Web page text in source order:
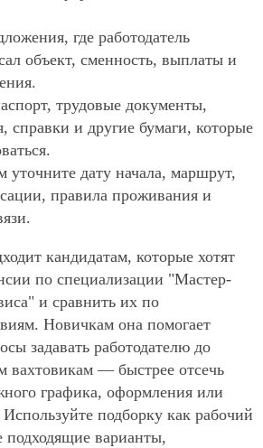
где работодатель
объект, сменность, выплаты и
трудовые документы,
справки и другие бумаги, которые
уточните дату начала, маршрут,
правила проживания и
кандидатам, которые хотят
по специализации "Мастер-
и сравнить их по
Новичкам она помогает
задавать работодателю до
вахтовикам — быстрее отсечь
графика, оформления или
подборку как рабочий
подходящие варианты,